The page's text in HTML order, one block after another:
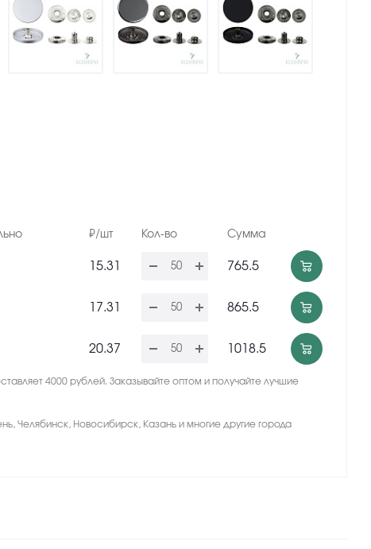
₽/шт Кол-во Сумма
15.31 765.5
17.31 865.5
20.37 1018.5
4000 рублей. Заказывайте оптом и получайте лучшие
Челябинск, Новосибирск, Казань и многие другие города